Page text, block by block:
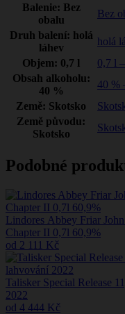
Balenie: Bez
obalu
Bez
Druh balení: holá
láhev
holá
Objem: 0,7 l
0,7 l
Obsah alkoholu:
40 %
40 %
Země: Skotsko
Země původu:
Skotsko
Podobné
Lindores Abbey Friar
Chapter II 0,7l 60,9%
od 2 111 Kč
Talisker Special Release
2022
od 4 444 Kč